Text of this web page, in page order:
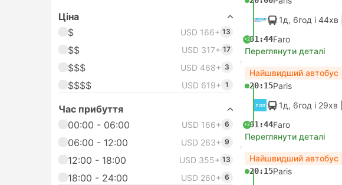
Цiна
$
USD 166+ 13
$$ USD 317+ 17
$$$ USD 468+ 3
$$$$ USD 619+ 1
Час прибуття
00:00 - 06:00
USD 166+ 6
06:00 - 12:00 USD 263+ 9
12:00 - 18:00 USD 355+ 13
18:00 - 24:00 USD 260+ 6
1д, 6год і 44хв
+201:44Faro
Переглянути деталі
Найшвидший автобус
20:15Paris
1д, 6год і 29хв
+201:44Faro
Переглянути деталі
Найшвидший автобус
20:15Paris